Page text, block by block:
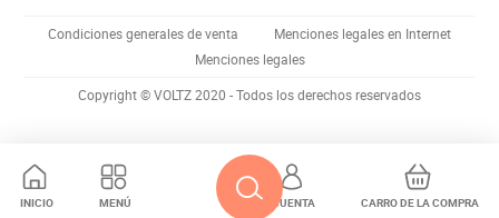
INICIO MENÚ CUENTA CARRO DE LA COMPRA
Copyright © VOLTZ 2020 - Todos los derechos reservados
Condiciones generales de venta
Menciones legales en Internet
Menciones legales